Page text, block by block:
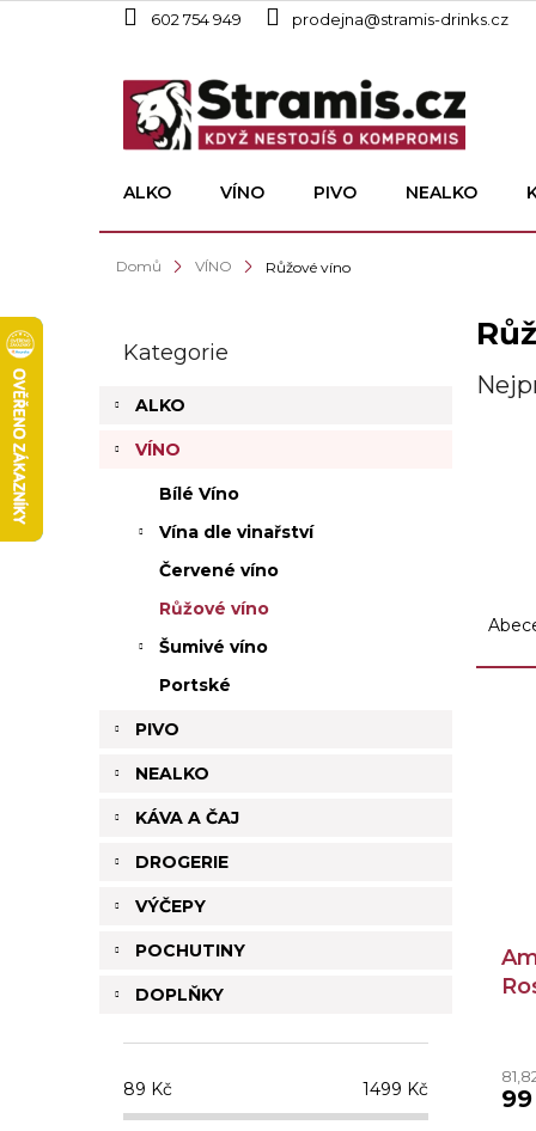
602 754 949 prodejna@stramis-drinks.cz
ALKO VÍNO PIVO NEALKO
Domů VÍNO Růžové víno
Přeskočit
Kategorie
ALKO
VÍNO
Bílé Víno
Vína dle vinařství
Červené víno
Růžové víno
Šumivé víno
Portské
PIVO
NEALKO
KÁVA A ČAJ
DROGERIE
VÝČEPY
POCHUTINY
DOPLŇKY
89 Kč 1499 Kč
e